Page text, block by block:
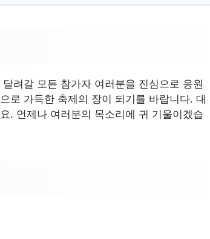
려갈 모든 참가자 여러분을 진심으로 응원
로 가득한 축제의 장이 되기를 바랍니다. 대
. 언제나 여러분의 목소리에 귀 기울이겠습